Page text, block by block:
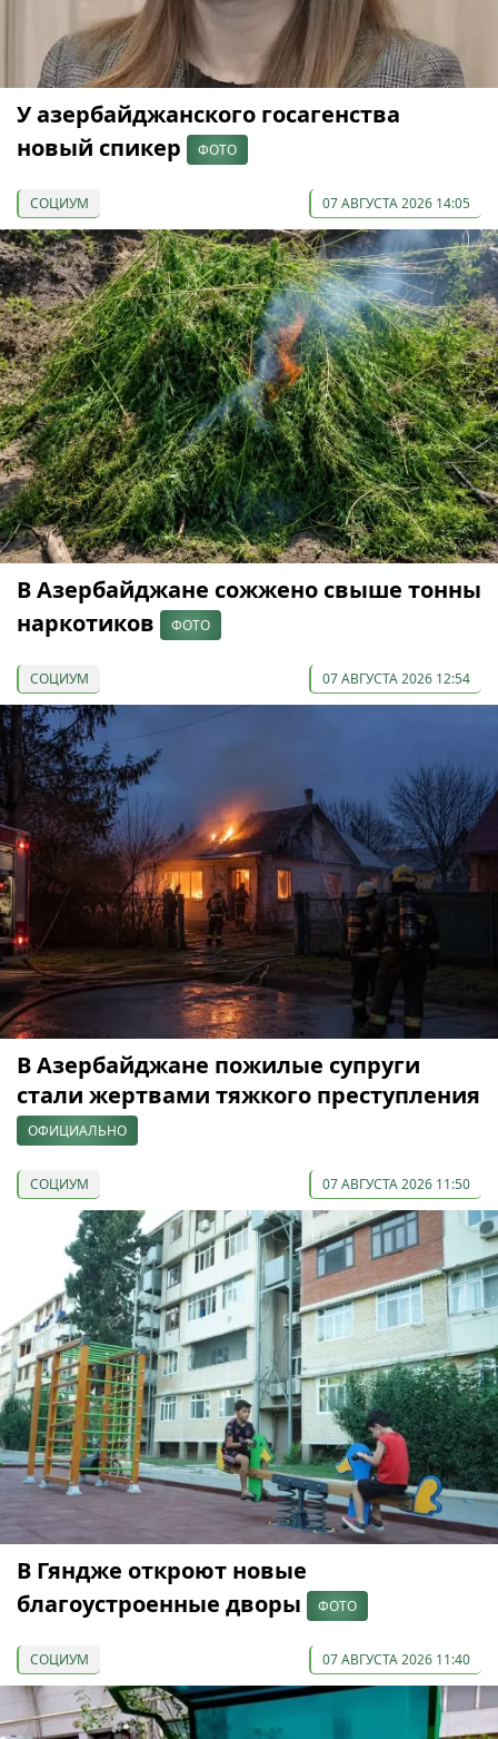
У азербайджанского госагенства
новый спикер
ФОТО
СОЦИУМ 07 АВГУСТА 2026 14:05
В Азербайджане сожжено свыше тонны
наркотиков
ФОТО
СОЦИУМ 07 АВГУСТА 2026 12:54
В Азербайджане пожилые супруги
стали жертвами тяжкого преступления
ОФИЦИАЛЬНО
СОЦИУМ 07 АВГУСТА 2026 11:50
В Гяндже откроют новые
благоустроенные дворы
ФОТО
СОЦИУМ 07 АВГУСТА 2026 11:40